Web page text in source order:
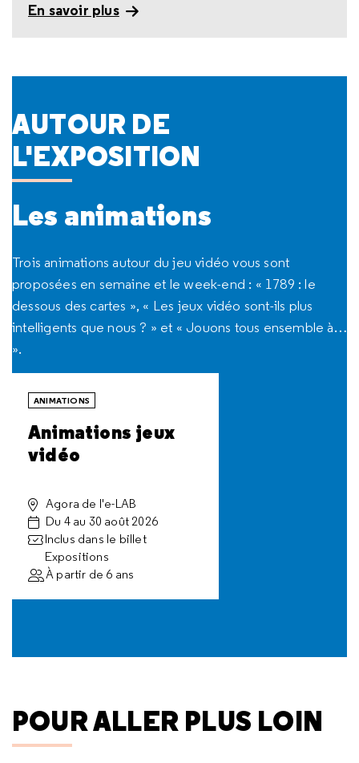
En savoir plus
AUTOUR DE
L'EXPOSITION
Les animations
Trois animations autour du jeu vidéo vous sont
proposées en semaine et le week-end : « 1789 : le
dessous des cartes », « Les jeux vidéo sont-ils plus
intelligents que nous ? » et « Jouons tous ensemble à…
».
ANIMATIONS
Animations jeux
vidéo
Agora de l'e-LAB
Du 4 au 30 août 2026
Inclus dans le billet
Expositions
À partir de 6 ans
POUR ALLER PLUS LOIN